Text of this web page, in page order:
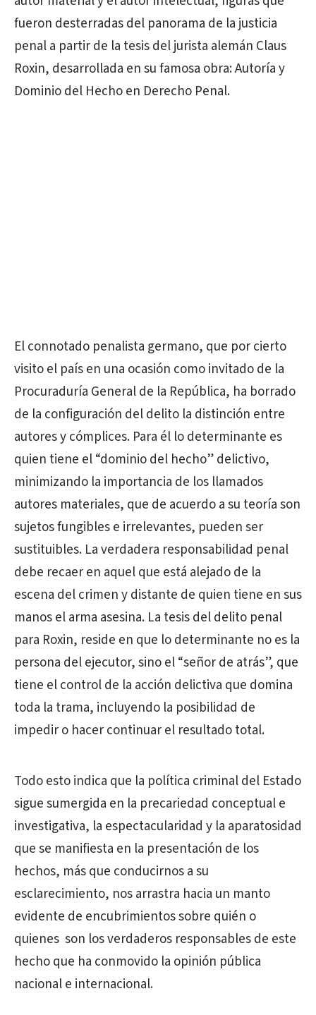
fueron desterradas del panorama de la justicia
penal a partir de la tesis del jurista alemán Claus
Roxin, desarrollada en su famosa obra: Autoría y
Dominio del Hecho en Derecho Penal.
El connotado penalista germano, que por cierto
visito el país en una ocasión como invitado de la
Procuraduría General de la República, ha borrado
de la configuración del delito la distinción entre
autores y cómplices. Para él lo determinante es
quien tiene el “dominio del hecho” delictivo,
minimizando la importancia de los llamados
autores materiales, que de acuerdo a su teoría son
sujetos fungibles e irrelevantes, pueden ser
sustituibles. La verdadera responsabilidad penal
debe recaer en aquel que está alejado de la
escena del crimen y distante de quien tiene en sus
manos el arma asesina. La tesis del delito penal
para Roxin, reside en que lo determinante no es la
persona del ejecutor, sino el “señor de atrás”, que
tiene el control de la acción delictiva que domina
toda la trama, incluyendo la posibilidad de
impedir o hacer continuar el resultado total.
Todo esto indica que la política criminal del Estado
sigue sumergida en la precariedad conceptual e
investigativa, la espectacularidad y la aparatosidad
que se manifiesta en la presentación de los
hechos, más que conducirnos a su
esclarecimiento, nos arrastra hacia un manto
evidente de encubrimientos sobre quién o
quienes son los verdaderos responsables de este
hecho que ha conmovido la opinión pública
nacional e internacional.